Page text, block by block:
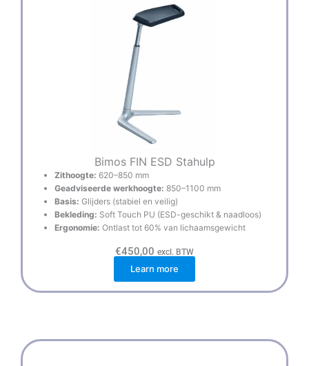
Bimos FIN ESD Stahulp
Zithoogte: 620–850 mm
Geadviseerde werkhoogte: 850–1100 mm
Basis: Glijders (stabiel en veilig)
Bekleding: Soft Touch PU (ESD-geschikt & naadloos)
Ergonomie: Ontlast tot 60% van lichaamsgewicht
€450,00 excl. BTW
Learn more